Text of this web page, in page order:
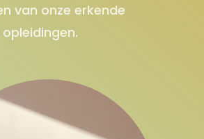
van onze erkende